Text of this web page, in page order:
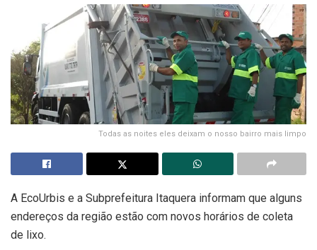
Todas as noites eles deixam o nosso bairro mais limpo
A EcoUrbis e a Subprefeitura Itaquera informam que alguns
endereços da região estão com novos horários de coleta
de lixo.